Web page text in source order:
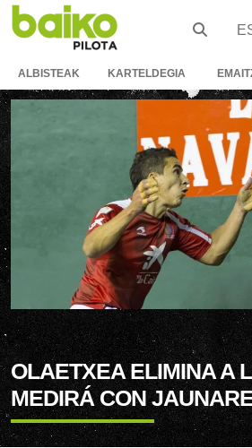
ALBISTEAK KARTELDEGIA
OLAETXEA ELIMINA A
MEDIRÁ CON